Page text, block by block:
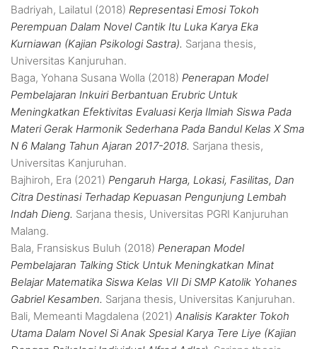
Badriyah, Lailatul (2018) Representasi Emosi Tokoh
Perempuan Dalam Novel Cantik Itu Luka Karya Eka
Kurniawan (Kajian Psikologi Sastra). Sarjana thesis,
Universitas Kanjuruhan.
Baga, Yohana Susana Wolla (2018) Penerapan Model
Pembelajaran Inkuiri Berbantuan Erubric Untuk
Meningkatkan Efektivitas Evaluasi Kerja Ilmiah Siswa Pada
Materi Gerak Harmonik Sederhana Pada Bandul Kelas X Sma
N 6 Malang Tahun Ajaran 2017-2018. Sarjana thesis,
Universitas Kanjuruhan.
Bajhiroh, Era (2021) Pengaruh Harga, Lokasi, Fasilitas, Dan
Citra Destinasi Terhadap Kepuasan Pengunjung Lembah
Indah Dieng. Sarjana thesis, Universitas PGRI Kanjuruhan
Malang.
Bala, Fransiskus Buluh (2018) Penerapan Model
Pembelajaran Talking Stick Untuk Meningkatkan Minat
Belajar Matematika Siswa Kelas VII Di SMP Katolik Yohanes
Gabriel Kesamben. Sarjana thesis, Universitas Kanjuruhan.
Bali, Memeanti Magdalena (2021) Analisis Karakter Tokoh
Utama Dalam Novel Si Anak Spesial Karya Tere Liye (Kajian